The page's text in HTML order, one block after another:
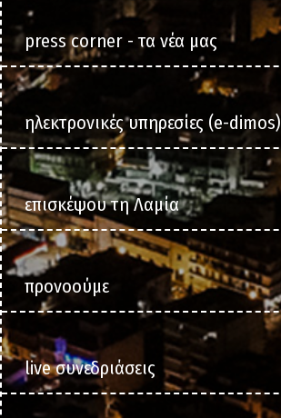
main
press corner - τα νέα μας
ηλεκτρονικές υπηρεσίες (e-dimos)
επισκέψου τη Λαμία
προνοούμε
live συνεδριάσεις